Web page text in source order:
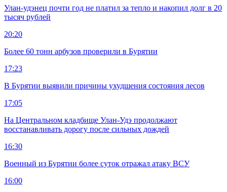
Улан-удэнец почти год не платил за тепло и накопил долг в 20
тысяч рублей
20:20
Более 60 тонн арбузов проверили в Бурятии
17:23
В Бурятии выявили причины ухудшения состояния лесов
17:05
На Центральном кладбище Улан-Удэ продолжают
восстанавливать дорогу после сильных дождей
16:30
Военный из Бурятии более суток отражал атаку ВСУ
16:00